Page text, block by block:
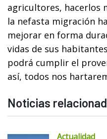
agricultores, hacerlos
la nefasta migración
mejorar en forma
vidas de sus
podrá cumplir el
así, todos nos
Noticias
Actualidad